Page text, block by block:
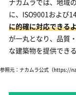
ナカムラでは、地域
に、ISO9001および
に的確に対応できる
が一丸となり、品質
な建築物を提供でき
参照元：ナカムラ公式 （https://